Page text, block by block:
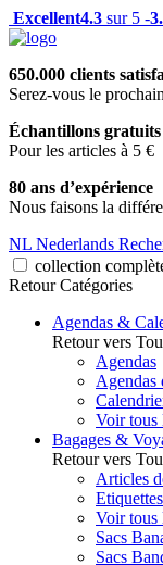
Excellent4.3 sur 5 -
650.000 clients
Serez-vous le
Échantillons gratuits
Pour les articles à 5 €
80 ans d’expérience
Nous faisons la
NL Nederlands
collection
Retour Catégories
Agendas &
Retour vers
Agendas
Agendas
Voir tous
Bagages &
Retour vers
Articles
Voir tous
Sacs
Sacs